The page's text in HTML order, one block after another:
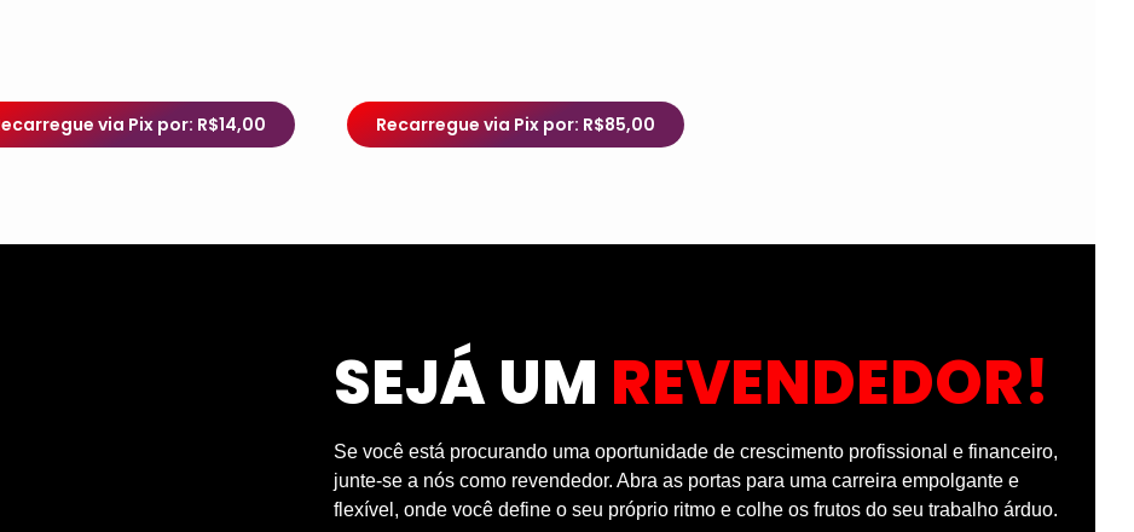
via Pix por: R$14,00 Recarregue via Pix por: R$85,00
SEJÁ UM REVENDEDOR!
Se você está procurando uma oportunidade de crescimento profissional e financeiro,
junte-se a nós como revendedor. Abra as portas para uma carreira empolgante e
flexível, onde você define o seu próprio ritmo e colhe os frutos do seu trabalho árduo.